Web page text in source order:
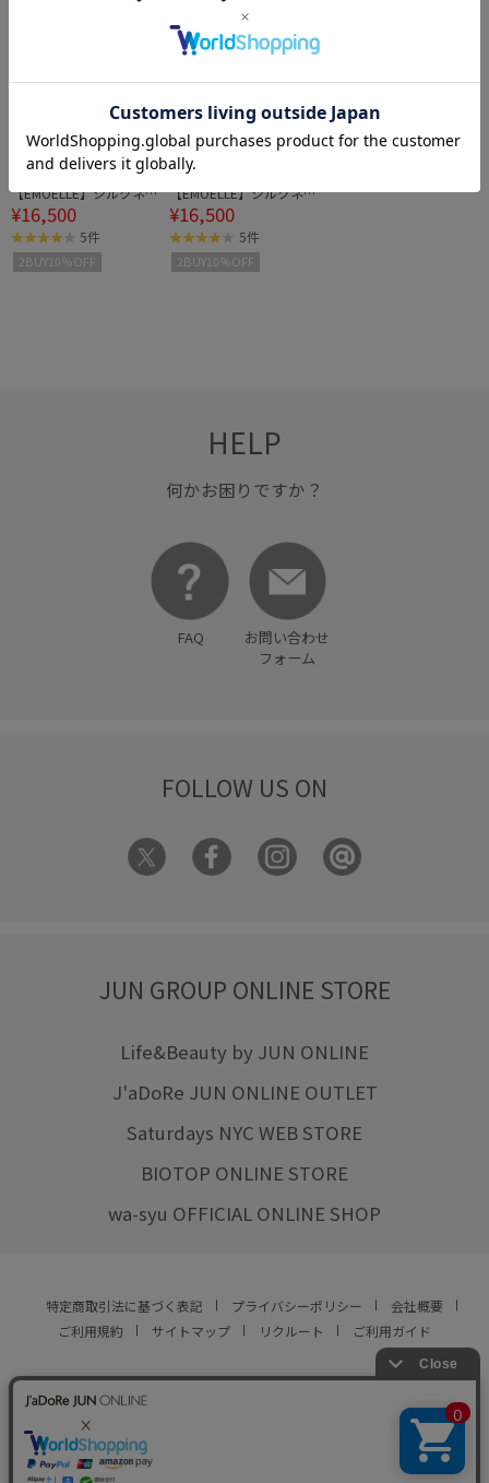
50%OFF
【EMOELLE】シルクネッ
プテーラードジャケット
¥16,500
5件
2BUY10%OFF
50%OFF
EMOELLE
【EMOELLE】シルクネッ
プテーラードジャケット
¥16,500
5件
2BUY10%OFF
HELP
何かお困りですか？
FAQ
お問い合わせ
フォーム
FOLLOW US ON
JUN GROUP ONLINE STORE
Life&Beauty by JUN ONLINE
J'aDoRe JUN ONLINE OUTLET
Saturdays NYC WEB STORE
BIOTOP ONLINE STORE
wa-syu OFFICIAL ONLINE SHOP
特定商取引法に基づく表記 プライバシーポリシー
会社概要
ご利用規約
サイトマップ リクルート ご利用ガイド
© JUN CO.,LTD. ALL RIGHTS RESERVED.